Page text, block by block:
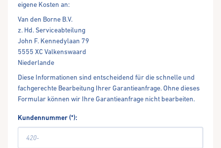
eigene Kosten an:
Van den Borne B.V.
z. Hd. Serviceabteilung
John F. Kennedylaan 79
5555 XC Valkenswaard
Niederlande
Diese Informationen sind entscheidend für die schnelle und
fachgerechte Bearbeitung Ihrer Garantieanfrage. Ohne dieses
Formular können wir Ihre Garantieanfrage nicht bearbeiten.
Kundennummer (*):